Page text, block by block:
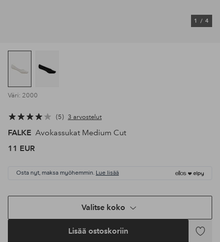
1 / 4
Väri: 2000
5 3 arvostelut
FALKE Avokassukat Medium Cut
11 EUR
Osta nyt, maksa myöhemmin. Lue lisää
Valitse koko
Lisää ostoskoriin
Lisää